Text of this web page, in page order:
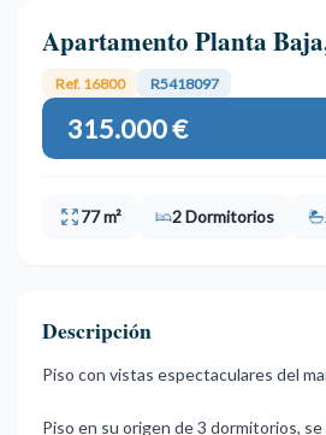
Apartamento Planta
Ref. 16800 R5418097
315.000 €
77 m² 2 Dormitorios
Descripción
Piso con vistas espectaculares del
Piso en su origen de 3 dormitorios,